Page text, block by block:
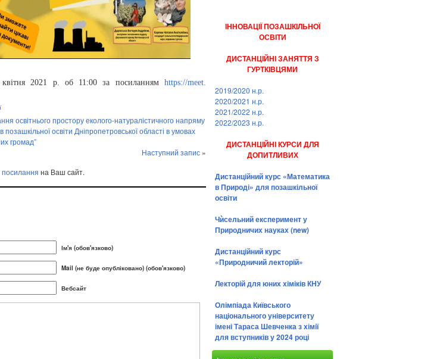
квітня 2021 р. об 11:00 за посиланням https://meet.
освітнього простору еколого-натуралістичного напряму
освіти Дніпропетровської області в умовах
громад”
Наступний запис »
посилання на Ваш сайт.
Ім'я (обов'язково)
Mail (не буде опубліковано) (обов'язково)
Вебсайт
ІННОВАЦІЇ ПОЗАШКІЛЬНОЇ
ОСВІТИ
ДИСТАНЦІЙНІ ЗАНЯТТЯ З
ГУРТКІВЦЯМИ
2019/2020 н.р.
2020/2021 н.р.
2021/2022 н.р.
2022/2023 н.р.
ДИСТАНЦІЙНІ КУРСИ ДЛЯ
ДОПИТЛИВИХ
Дистанційний курс «Математика
в Природі» для позашкільної
освіти
Чѝсельний експеримент у
Природничих науках (new)
Дистанційний курс
«Природничий лекторій»
Лекторій для юних хіміків КНУ
Олімпіада Київського
національного університету
імені Тараса Шевченка з хімії
для вступників у 2024 році